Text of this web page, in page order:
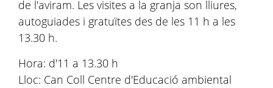
de l'aviram. Les visites a la granja son lliures,
autoguiades i gratuïtes des de les 11 h a les
13.30 h.
Hora: d'11 a 13.30 h
Lloc: Can Coll Centre d'Educació ambiental